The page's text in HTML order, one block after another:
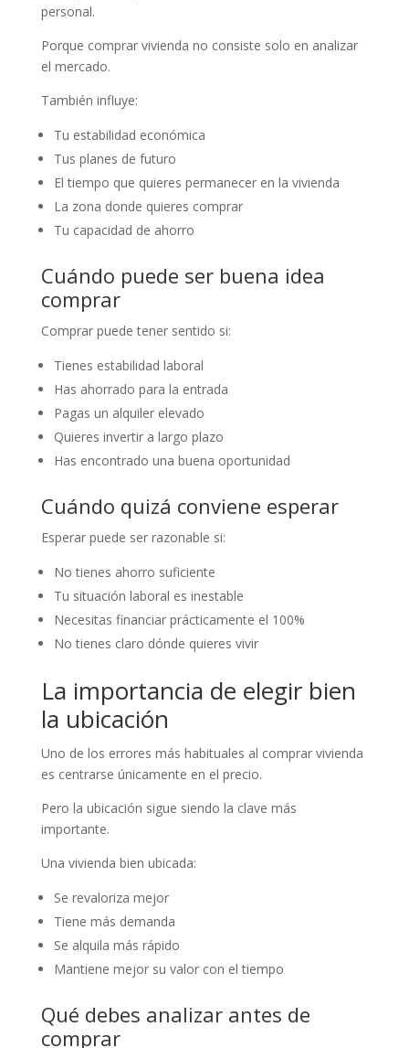
personal.
Porque comprar vivienda no consiste solo en analizar
el mercado.
También influye:
Tu estabilidad económica
Tus planes de futuro
El tiempo que quieres permanecer en la vivienda
La zona donde quieres comprar
Tu capacidad de ahorro
Cuándo puede ser buena idea
comprar
Comprar puede tener sentido si:
Tienes estabilidad laboral
Has ahorrado para la entrada
Pagas un alquiler elevado
Quieres invertir a largo plazo
Has encontrado una buena oportunidad
Cuándo quizá conviene esperar
Esperar puede ser razonable si:
No tienes ahorro suficiente
Tu situación laboral es inestable
Necesitas financiar prácticamente el 100%
No tienes claro dónde quieres vivir
La importancia de elegir bien
la ubicación
Uno de los errores más habituales al comprar vivienda
es centrarse únicamente en el precio.
Pero la ubicación sigue siendo la clave más
importante.
Una vivienda bien ubicada:
Se revaloriza mejor
Tiene más demanda
Se alquila más rápido
Mantiene mejor su valor con el tiempo
Qué debes analizar antes de
comprar